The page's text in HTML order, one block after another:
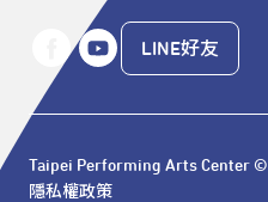
LINE好友
Taipei Performing Arts Center
隱私權政策